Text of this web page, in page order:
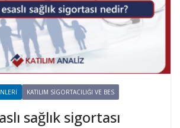
KATILIM SIGORTACILIĞI VE BES
sağlık sigortası